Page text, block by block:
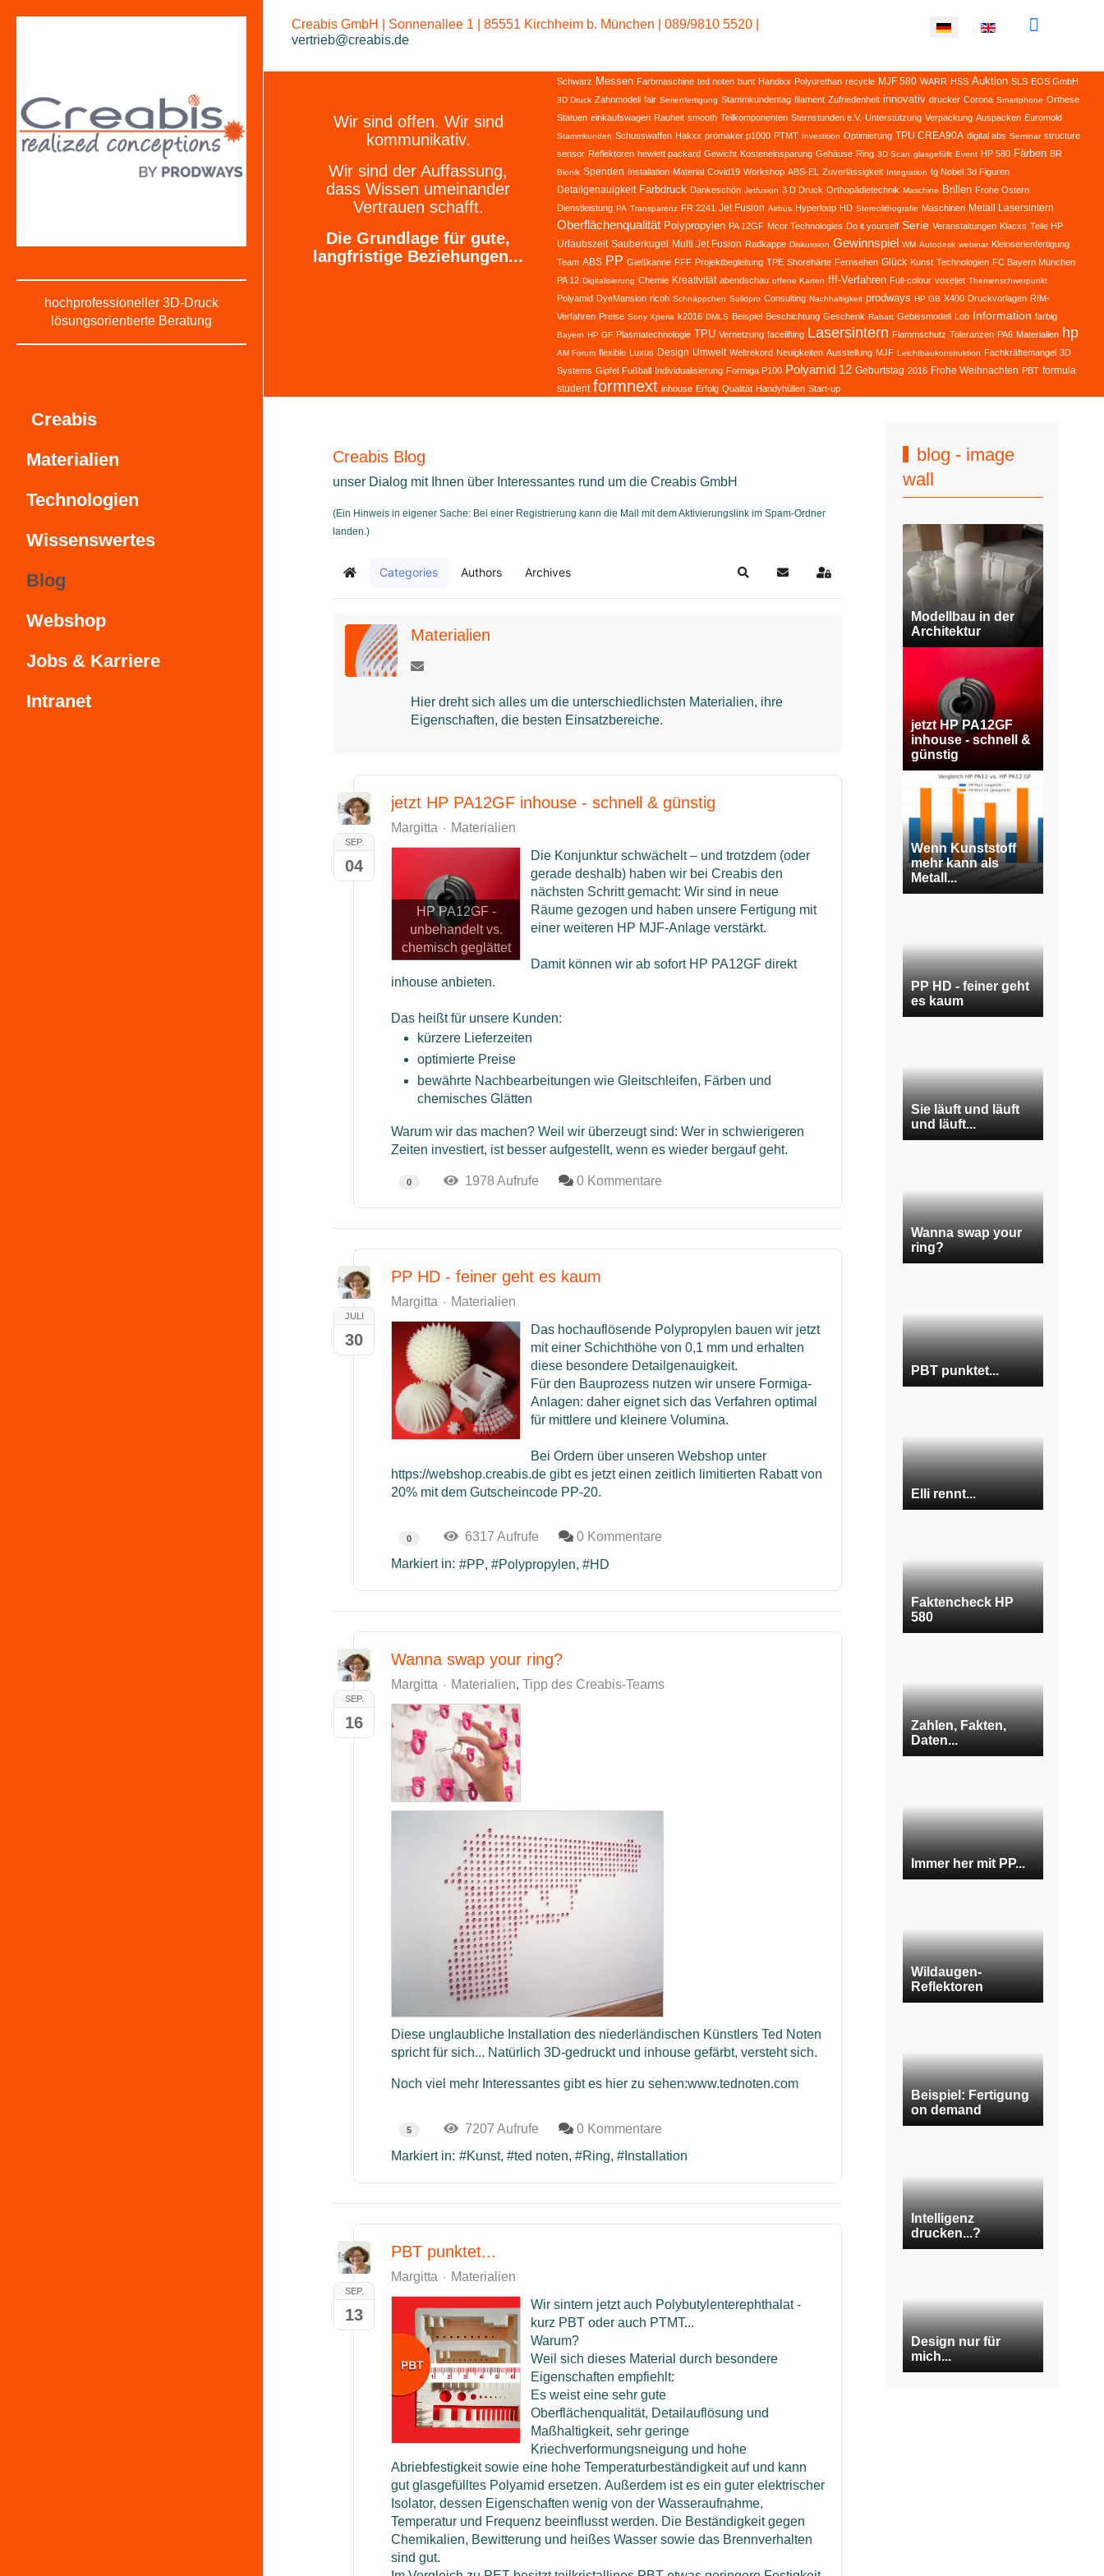
hochprofessioneller 3D-Druck
lösungsorientierte Beratung
Creabis
Materialien
Technologien
Wissenswertes
Blog
Webshop
Jobs & Karriere
Intranet
Creabis GmbH | Sonnenallee 1 | 85551 Kirchheim b. München | 089/9810 5520 |
vertrieb@creabis.de
Sprache auswählen
Wir sind offen. Wir sind
kommunikativ.
Wir sind der Auffassung,
dass Wissen umeinander
Vertrauen schafft.
Die Grundlage für gute,
langfristige Beziehungen...
Schwarz Messen Farbmaschine ted noten bunt Handixx Polyurethan recycle MJF 580 WARR HSS Auktion SLS EOS GmbH
3D Druck Zahnmodell fair Serienfertigung Stammkundentag filament Zufriedenheit innovativ drucker Corona Smartphone Orthese
Statuen einkaufswagen Rauheit smooth Teilkomponenten Sternstunden e.V. Unterstützung Verpackung Auspacken Euromold
Stammkunden Schusswaffen Hakxx promaker p1000 PTMT Investition Optimierung TPU CREA90A digital abs Seminar structure
sensor Reflektoren hewlett packard Gewicht Kosteneinsparung Gehäuse Ring 3D Scan glasgefüllt Event HP 580 Färben BR
Bionik Spenden Installation Material Covid19 Workshop ABS-EL Zuverlässigkeit Integration Ig Nobel 3d Figuren
Detailgenauigkeit Farbdruck Dankeschön Jetfusion 3 D Druck Orthopädietechnik Maschine Brillen Frohe Ostern
Dienstleistung PA Transparenz FR 2241 Jet Fusion Airbus Hyperloop HD Stereolithografie Maschinen Metall Lasersintern
Oberflächenqualität Polypropylen PA 12GF Mcor Technologies Do it yourself Serie Veranstaltungen Klacxs Teile HP
Urlaubszeit Sauberkugel Multi Jet Fusion Radkappe Diskussion Gewinnspiel WM Autodesk webinar Kleinserienfertigung
Team ABS PP Gießkanne FFF Projektbegleitung TPE Shorehärte Fernsehen Glück Kunst Technologien FC Bayern München
PA 12 Digitalisierung Chemie Kreativität abendschau offene Karten fff-Verfahren Full-colour voxeljet Themenschwerpunkt
Polyamid DyeMansion ricoh Schnäppchen Solidpro Consulting Nachhaltigkeit prodways HP GB X400 Druckvorlagen RIM-
Verfahren Preise Sony Xperia k2016 DMLS Beispiel Beschichtung Geschenk Rabatt Gebissmodell Lob Information farbig
Bayern HP GF Plasmatechnologie TPU Vernetzung facelifting Lasersintern Flammschutz Toleranzen PA6 Materialien hp
AM Forum flexible Luxus Design Umwelt Weltrekord Neuigkeiten Ausstellung MJF Leichtbaukonstruktion Fachkräftemangel 3D
Systems Gipfel Fußball Individualisierung Formiga P100 Polyamid 12 Geburtstag 2016 Frohe Weihnachten PBT formula
student formnext inhouse Erfolg Qualität Handyhüllen Start-up
Creabis Blog
unser Dialog mit Ihnen über Interessantes rund um die Creabis GmbH
(Ein Hinweis in eigener Sache: Bei einer Registrierung kann die Mail mit dem Aktivierungslink im Spam-Ordner
landen.)
Home Categories Authors Archives SearchUpdates abonnieren
Sign In
Materialien
Hier dreht sich alles um die unterschiedlichsten Materialien, ihre
Eigenschaften, die besten Einsatzbereiche.
SEP.
04
jetzt HP PA12GF inhouse - schnell & günstig
Margitta Materialien
HP PA12GF -
unbehandelt vs.
chemisch geglättet
Die Konjunktur schwächelt – und trotzdem (oder
gerade deshalb) haben wir bei Creabis den
nächsten Schritt gemacht: Wir sind in neue
Räume gezogen und haben unsere Fertigung mit
einer weiteren HP MJF-Anlage verstärkt.
Damit können wir ab sofort HP PA12GF direkt
inhouse anbieten.
Das heißt für unsere Kunden:
kürzere Lieferzeiten
optimierte Preise
bewährte Nachbearbeitungen wie Gleitschleifen, Färben und
chemisches Glätten
Warum wir das machen? Weil wir überzeugt sind: Wer in schwierigeren
Zeiten investiert, ist besser aufgestellt, wenn es wieder bergauf geht.
0 1978 Aufrufe 0 Kommentare
JULI
30
PP HD - feiner geht es kaum
Margitta
Materialien
Das hochauflösende Polypropylen bauen wir jetzt
mit einer Schichthöhe von 0,1 mm und erhalten
diese besondere Detailgenauigkeit.
Für den Bauprozess nutzen wir unsere Formiga-
Anlagen: daher eignet sich das Verfahren optimal
für mittlere und kleinere Volumina.
Bei Ordern über unseren Webshop unter
https://webshop.creabis.de gibt es jetzt einen zeitlich limitierten Rabatt von
20% mit dem Gutscheincode PP-20.
0 6317 Aufrufe
0 Kommentare
Markiert in:
PP Polypropylen HD
SEP.
16
Wanna swap your ring?
Margitta Materialien Tipp des Creabis-Teams
Diese unglaubliche Installation des niederländischen Künstlers Ted Noten
spricht für sich... Natürlich 3D-gedruckt und inhouse gefärbt, versteht sich.
Noch viel mehr Interessantes gibt es hier zu sehen:www.tednoten.com
5 7207 Aufrufe
0 Kommentare
Markiert in:
Kunst ted noten Ring Installation
SEP.
13
PBT punktet...
Margitta
Materialien
Wir sintern jetzt auch Polybutylenterephthalat -
kurz PBT oder auch PTMT...
Warum?
Weil sich dieses Material durch besondere
Eigenschaften empfiehlt:
Es weist eine sehr gute
Oberflächenqualität, Detailauflösung und
Maßhaltigkeit, sehr geringe
Kriechverformungsneigung und hohe
Abriebfestigkeit sowie eine hohe Temperaturbeständigkeit auf und kann
gut glasgefülltes Polyamid ersetzen. Außerdem ist es ein guter elektrischer
Isolator, dessen Eigenschaften wenig von der Wasseraufnahme,
Temperatur und Frequenz beeinflusst werden. Die Beständigkeit gegen
Chemikalien, Bewitterung und heißes Wasser sowie das Brennverhalten
sind gut.
blog - image
wall
Modellbau in der
Architektur
jetzt HP PA12GF
inhouse - schnell &
günstig
Wenn Kunststoff
mehr kann als
Metall...
PP HD - feiner geht
es kaum
Sie läuft und läuft
und läuft...
Wanna swap your
ring?
PBT punktet...
Elli rennt...
Faktencheck HP
580
Zahlen, Fakten,
Daten...
Immer her mit PP...
Wildaugen-
Reflektoren
Beispiel: Fertigung
on demand
Intelligenz
drucken...?
Design nur für
mich...